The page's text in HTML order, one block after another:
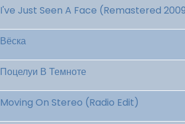
I've Just Seen A Face (Remastered
Вёска
Поцелуи В Темноте
Moving On Stereo (Radio Edit)